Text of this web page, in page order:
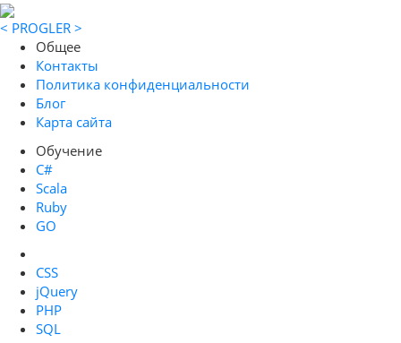
< PROGLER >
Общее
Контакты
Политика конфиденциальности
Блог
Карта сайта
Обучение
C#
Scala
Ruby
GO
CSS
jQuery
PHP
SQL